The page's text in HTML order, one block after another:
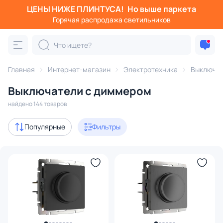
ЦЕНЫ НИЖЕ ПЛИНТУСА! Но выше паркета
Горячая распродажа светильников
Главная Интернет-магазин Электротехника
Выключатели с диммером
найдено 144 товаров
Популярные Фильтры
Фильтры
Категория: Выключатели
диммеры
с 3D-моделями
В наличии 128